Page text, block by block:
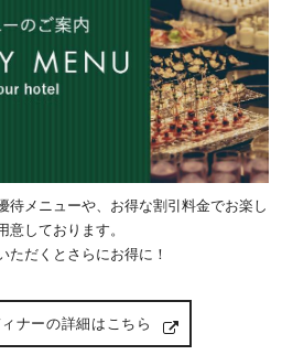
待メニューや、お得な割引料金でお楽し
意しております。
ただくとさらにお得に！
ナーの詳細はこちら